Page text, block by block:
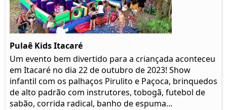
Pulaê Kids Itacaré
Um evento bem divertido para a criançada aconteceu
em Itacaré no dia 22 de outubro de 2023! Show
infantil com os palhaços Pirulito e Paçoca, brinquedos
de alto padrão com instrutores, tobogã, futebol de
sabão, corrida radical, banho de espuma...